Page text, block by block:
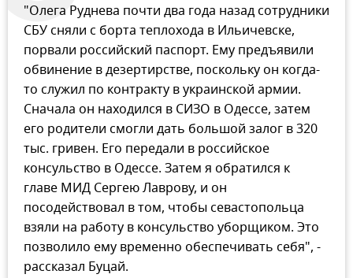
"Олега Руднева почти два года назад сотрудники
СБУ сняли с борта теплохода в Ильичевске,
порвали российский паспорт. Ему предъявили
обвинение в дезертирстве, поскольку он когда-
то служил по контракту в украинской армии.
Сначала он находился в СИЗО в Одессе, затем
его родители смогли дать большой залог в 320
тыс. гривен. Его передали в российское
консульство в Одессе. Затем я обратился к
главе МИД Сергею Лаврову, и он
посодействовал в том, чтобы севастопольца
взяли на работу в консульство уборщиком. Это
позволило ему временно обеспечивать себя", -
рассказал Буцай.